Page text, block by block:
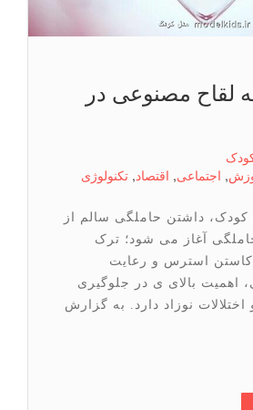
مصنوعی در
,اقتصاد ,تكنولوژی
حاملگی سالم از
آغاز می شود؛ ترک
استرس و رعایت
بالای ی در جلوگیری
نوزاد دارد. به گزارش